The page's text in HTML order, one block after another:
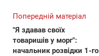
Попередній матеріал
"Я здавав своїх
товаришів у морг":
начальник розвідки 1-го